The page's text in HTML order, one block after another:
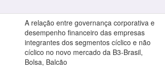
A relação entre governança corporativa e
desempenho financeiro das empresas
integrantes dos segmentos cíclico e não
cíclico no novo mercado da B3-Brasil,
Bolsa, Balcão